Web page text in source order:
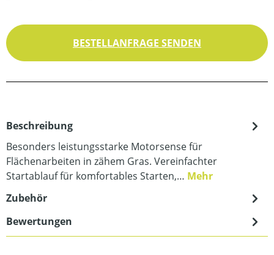
BESTELLANFRAGE SENDEN
Beschreibung
Besonders leistungsstarke Motorsense für
Flächenarbeiten in zähem Gras. Vereinfachter
Startablauf für komfortables Starten,… Mehr
Zubehör
Bewertungen